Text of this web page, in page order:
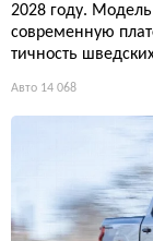
2028 году.
современную
тичность
Авто 14 068